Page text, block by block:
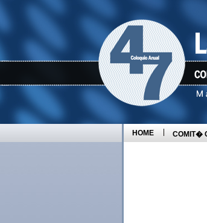
HOME COMIT�